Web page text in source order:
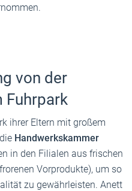
von der
Fuhrpark
ihrer Eltern mit großem
Handwerkskammer
in den Filialen aus frischen
Vorprodukte), um so
zu gewährleisten. Anett